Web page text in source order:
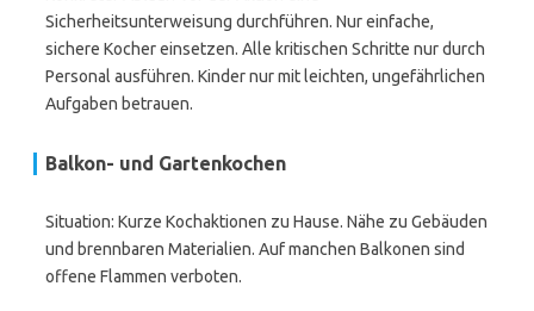
Sicherheitsunterweisung durchführen. Nur einfache,
sichere Kocher einsetzen. Alle kritischen Schritte nur durch
Personal ausführen. Kinder nur mit leichten, ungefährlichen
Aufgaben betrauen.
Balkon- und Gartenkochen
Situation: Kurze Kochaktionen zu Hause. Nähe zu Gebäuden
und brennbaren Materialien. Auf manchen Balkonen sind
offene Flammen verboten.